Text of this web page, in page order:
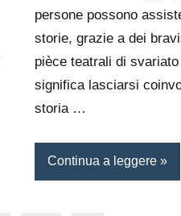
persone possono
storie, grazie a dei
pièce teatrali di
significa lasciarsi
storia …
Continua a leggere